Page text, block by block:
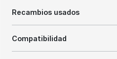
Recambios usados
Compatibilidad